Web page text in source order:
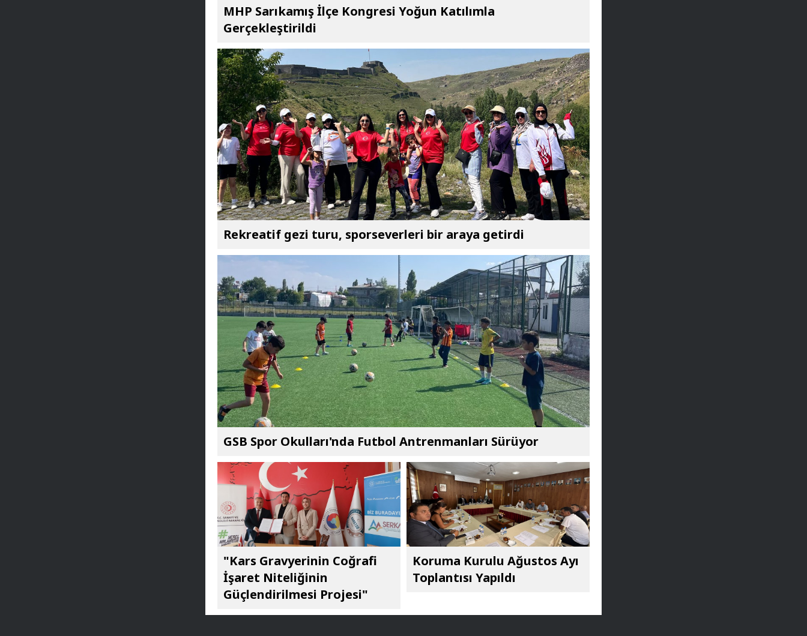
MHP Sarıkamış İlçe Kongresi Yoğun Katılımla
Gerçekleştirildi
Rekreatif gezi turu, sporseverleri bir araya getirdi
GSB Spor Okulları'nda Futbol Antrenmanları Sürüyor
"Kars Gravyerinin Coğrafi
İşaret Niteliğinin
Güçlendirilmesi Projesi"
Koruma Kurulu Ağustos Ayı
Toplantısı Yapıldı